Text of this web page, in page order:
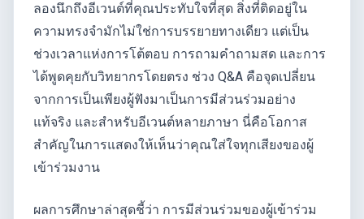
ลองนึกถึงอีเวนต์ที่คุณประทับใจที่สุด สิ่งที่ติดอยู่ใน
ความทรงจำมักไม่ใช่การบรรยายทางเดียว แต่เป็น
ช่วงเวลาแห่งการโต้ตอบ การถามคำถามสด และการ
ได้พูดคุยกับวิทยากรโดยตรง ช่วง Q&A คือจุดเปลี่ยน
จากการเป็นเพียงผู้ฟังมาเป็นการมีส่วนร่วมอย่าง
แท้จริง และสำหรับอีเวนต์หลายภาษา นี่คือโอกาส
สำคัญในการแสดงให้เห็นว่าคุณใส่ใจทุกเสียงของผู้
เข้าร่วมงาน
ผลการศึกษาล่าสุดชี้ว่า การมีส่วนร่วมของผู้เข้าร่วม